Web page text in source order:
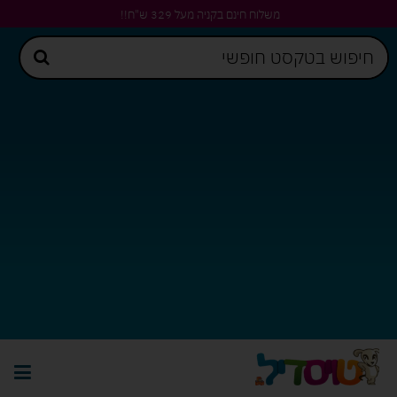
משלוח חינם בקניה מעל 329 ש"ח!!